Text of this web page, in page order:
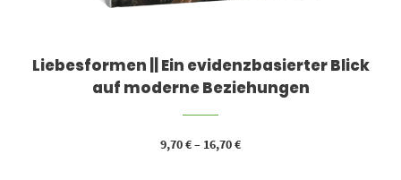
Liebesformen || Ein evidenzbasierter Blick
auf moderne Beziehungen
9,70€– 16,70€